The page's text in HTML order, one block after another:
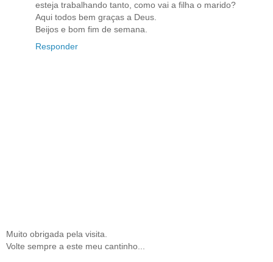
esteja trabalhando tanto, como vai a filha o marido?
Aqui todos bem graças a Deus.
Beijos e bom fim de semana.
Responder
Muito obrigada pela visita.
Volte sempre a este meu cantinho...